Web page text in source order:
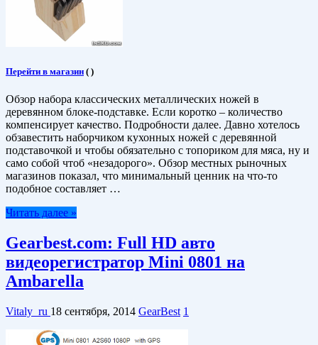
Перейти в магазин ( )
Обзор набора классических металлических ножей в
деревянном блоке-подставке. Если коротко – количество
компенсирует качество. Подробности далее. Давно хотелось
обзавестить наборчиком кухонных ножей с деревянной
подставочкой и чтобы обязательно с топориком для мяса, ну и
само собой чтоб «незадорого». Обзор местных рыночных
магазинов показал, что минимальный ценник на что-то
подобное составляет …
Читать далее »
Gearbest.com: Full HD авто
видеорегистратор Mini 0801 на
Ambarella
Vitaly_ru 18 сентября, 2014 GearBest 1